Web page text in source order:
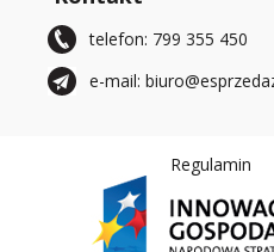
telefon: 799 355 450
e-mail:
Regulamin